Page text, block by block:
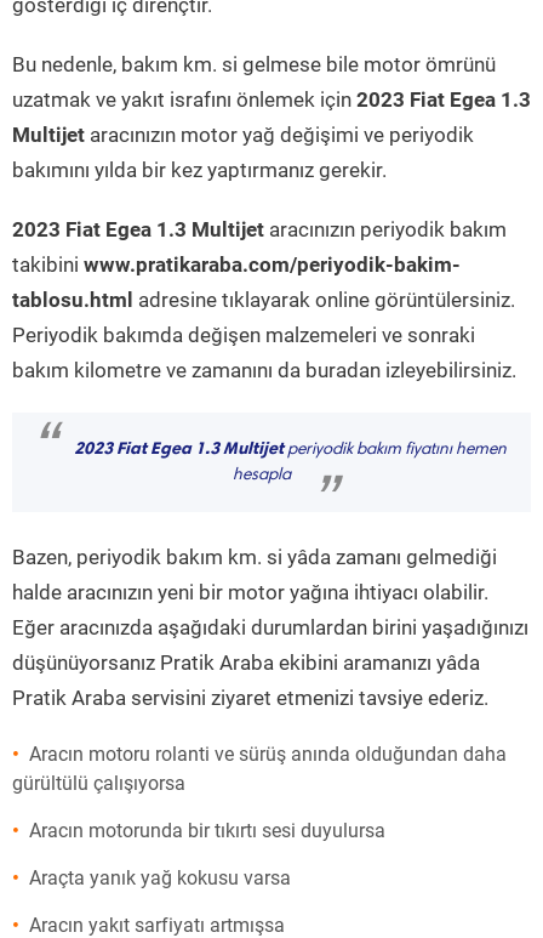
gösterdiği iç dirençtir.
Bu nedenle, bakım km. si gelmese bile motor ömrünü
uzatmak ve yakıt israfını önlemek için 2023 Fiat Egea 1.3
Multijet aracınızın motor yağ değişimi ve periyodik
bakımını yılda bir kez yaptırmanız gerekir.
2023 Fiat Egea 1.3 Multijet aracınızın periyodik bakım
takibini www.pratikaraba.com/periyodik-bakim-
tablosu.html adresine tıklayarak online görüntülersiniz.
Periyodik bakımda değişen malzemeleri ve sonraki
bakım kilometre ve zamanını da buradan izleyebilirsiniz.
“ 2023 Fiat Egea 1.3 Multijetperiyodik bakım fiyatını hemen
hesapla
”
Bazen, periyodik bakım km. si yâda zamanı gelmediği
halde aracınızın yeni bir motor yağına ihtiyacı olabilir.
Eğer aracınızda aşağıdaki durumlardan birini yaşadığınızı
düşünüyorsanız Pratik Araba ekibini aramanızı yâda
Pratik Araba servisini ziyaret etmenizi tavsiye ederiz.
Aracın motoru rolanti ve sürüş anında olduğundan daha
gürültülü çalışıyorsa
Aracın motorunda bir tıkırtı sesi duyulursa
Araçta yanık yağ kokusu varsa
Aracın yakıt sarfiyatı artmışsa